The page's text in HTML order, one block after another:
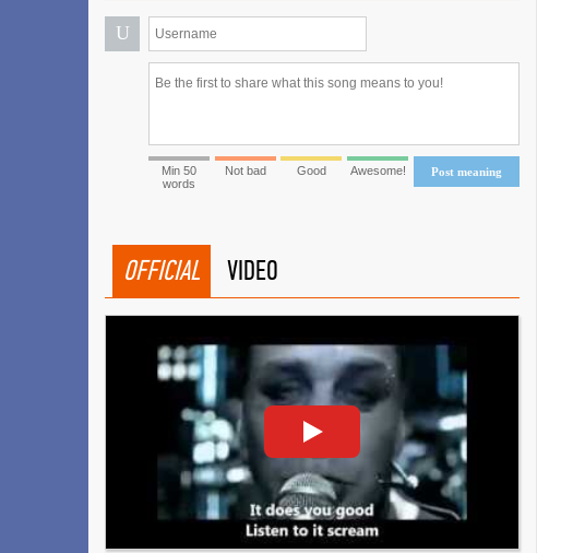
U
Post meaning
Min 50
words
Not bad Good Awesome!
OFFICIAL VIDEO